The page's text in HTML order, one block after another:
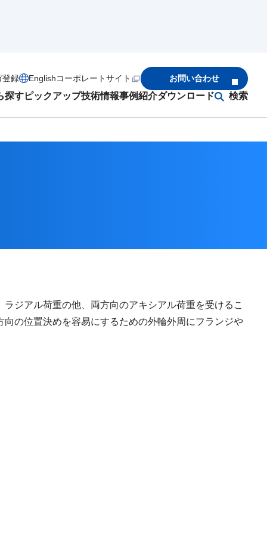
探すピックアップ技術情報事例紹介ダウンロード 検索
登録 Englishコーポレートサイト お問い合わせ
ジアル荷重の他、両方向のアキシアル荷重を受けるこ
の位置決めを容易にするための外輪外周にフランジや